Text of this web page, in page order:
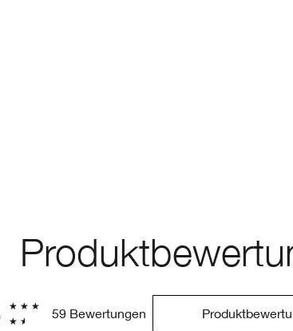
59 Bewertungen